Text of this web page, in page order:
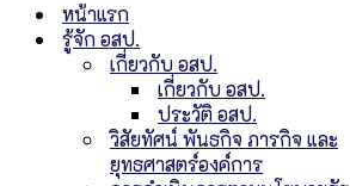
หน้าแรก
รู้จัก อสป.
เกี่ยวกับ อสป.
เกี่ยวกับ อสป.
ประวัติ อสป.
วิสัยทัศน์ พันธกิจ ภารกิจ และ
ยุทธศาสตร์องค์การ